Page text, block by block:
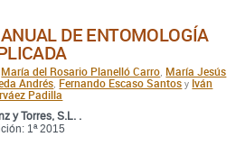
DE ENTOMOLOGÍA
María del Rosario Planelló Carro María Jesús
Andrés Fernando Escaso Santos y Iván
Padilla
y Torres, S.L. .
1ª 2015